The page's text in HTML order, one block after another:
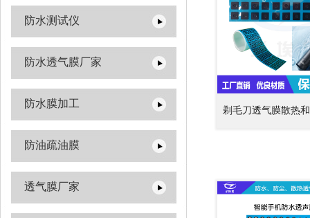
防水测试仪
防水透气膜厂家
防水膜加工
防油疏油膜
透气膜厂家
剃毛刀透气膜散热